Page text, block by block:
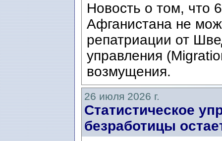
Новость о том, что
Афганистана не
репатриации от
управления
возмущения.
26 июля 2026 г.
Статистическое
безработицы